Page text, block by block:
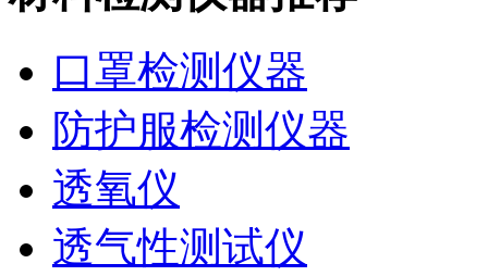
口罩检测仪器
防护服检测仪器
透氧仪
透气性测试仪